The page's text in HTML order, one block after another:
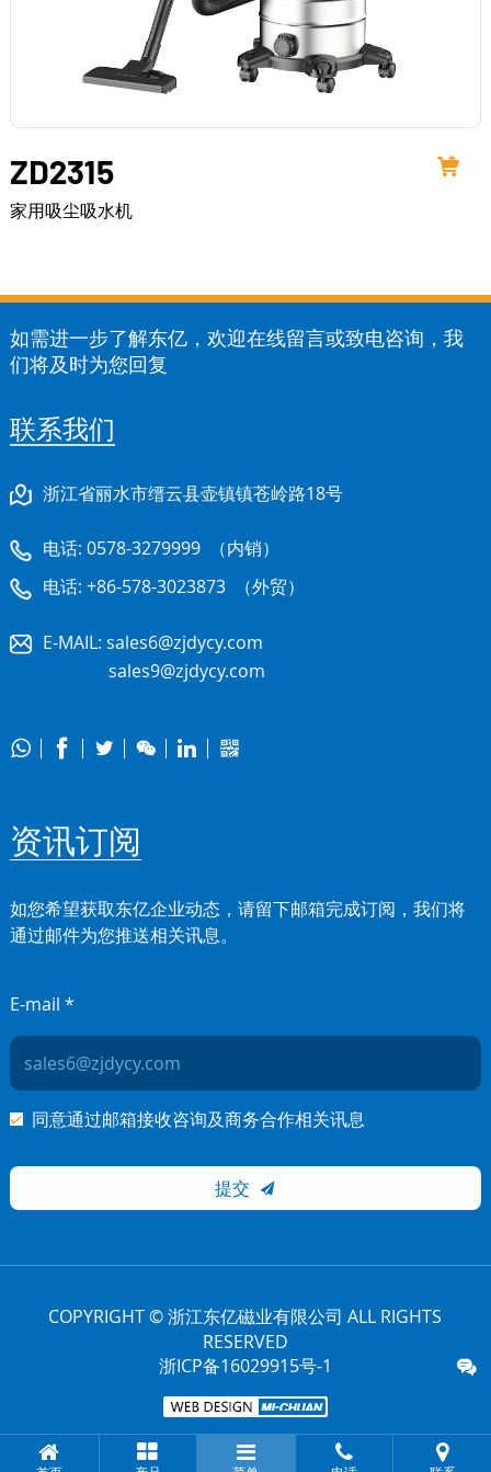
ZD2315
家用吸尘吸水机
如需进一步了解东亿，欢迎在线留言或致电咨询，我
们将及时为您回复
联系我们
浙江省丽水市缙云县壶镇镇苍岭路18号
电话: 0578-3279999（内销）
电话: +86-578-3023873（外贸）
E-MAIL: sales6@zjdycy.com
sales9@zjdycy.com
     
资讯订阅
如您希望获取东亿企业动态，请留下邮箱完成订阅，我们将
通过邮件为您推送相关讯息。
E-mail *
同意通过邮箱接收咨询及商务合作相关讯息
提交 
COPYRIGHT © 浙江东亿磁业有限公司 ALL RIGHTS
RESERVED
浙ICP备16029915号-1